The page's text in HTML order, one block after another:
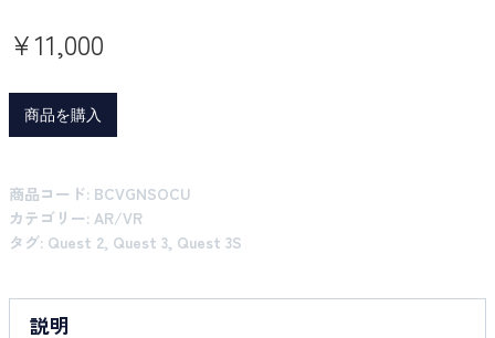
¥11,000
商品を購入
商品コード: BCVGNSOCU
カテゴリー: AR/VR
タグ: Quest 2, Quest 3, Quest 3S
説明